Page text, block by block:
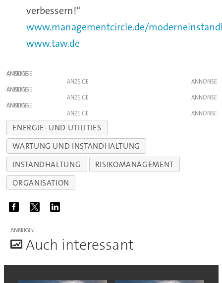
verbessern!“
www.managementcircle.de/
www.taw.de
ANZEIGE
ANZEIGE
ANZEIGE
ANZEIGE
ANZEIGE
ANZEIGE
ENERGIE- UND UTILITIES
WARTUNG UND INSTANDHALTUNG
INSTANDHALTUNG
RISIKOMANAGEMENT
ORGANISATION
ANZEIGE
Auch interessant